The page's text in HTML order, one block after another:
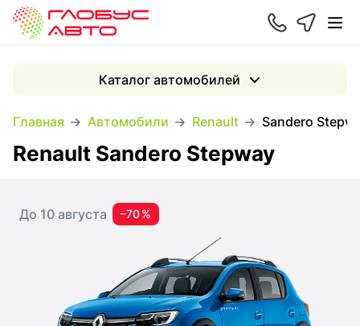
Главная Автомобили Renault Sandero
Каталог автомобилей
Renault Sandero Stepway
До 10 августа –70 %